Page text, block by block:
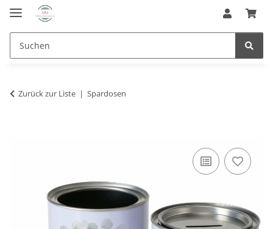
Zurück zur Liste Spardosen